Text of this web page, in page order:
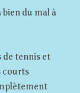
bien du mal à
de tennis et
courts